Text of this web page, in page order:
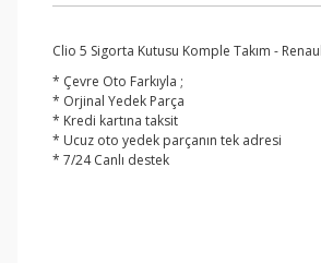
Clio 5 Sigorta Kutusu Komple Takım -
* Çevre Oto Farkıyla ;
* Orjinal Yedek Parça
* Kredi kartına taksit
* Ucuz oto yedek parçanın tek adresi
* 7/24 Canlı destek